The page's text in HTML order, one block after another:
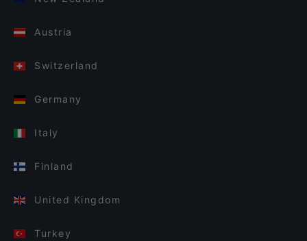
Austria
Switzerland
Germany
Italy
Finland
United Kingdom
Turkey